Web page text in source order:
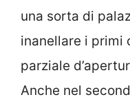
una sorta di
inanellare i primi
parziale
Anche nel